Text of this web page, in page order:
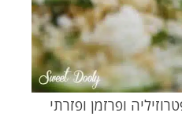
ופרזמן ופזרתי